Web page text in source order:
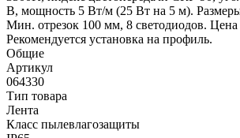
В, мощность 5 Вт/м (25 Вт на 5 м).
Мин. отрезок 100 мм, 8 светодиодов. Цена
Рекомендуется установка на профиль.
Общие
Артикул
064330
Тип товара
Лента
Класс пылевлагозащиты